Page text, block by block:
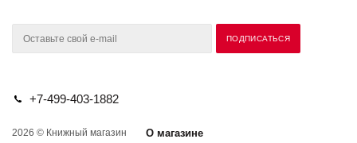
+7-499-403-1882
2026 © Книжный магазин
О магазине